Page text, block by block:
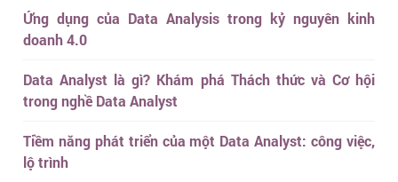
Ứng dụng của Data Analysis trong kỷ nguyên kinh
doanh 4.0
Data Analyst là gì? Khám phá Thách thức và Cơ hội
trong nghề Data Analyst
Tiềm năng phát triển của một Data Analyst: công việc,
lộ trình